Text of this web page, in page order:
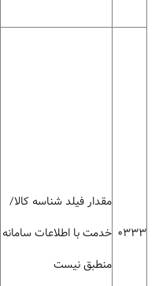
0333
مقدار فیلد شناسه کالا/
خدمت با اطلاعات سامانه
منطبق نیست